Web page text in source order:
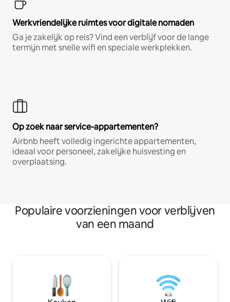
Werkvriendelijke ruimtes voor digitale nomaden
Ga je zakelijk op reis? Vind een verblijf voor de lange
termijn met snelle wifi en speciale werkplekken.
Op zoek naar service-appartementen?
Airbnb heeft volledig ingerichte appartementen,
ideaal voor personeel, zakelijke huisvesting en
overplaatsing.
Populaire voorzieningen voor verblijven
van een maand